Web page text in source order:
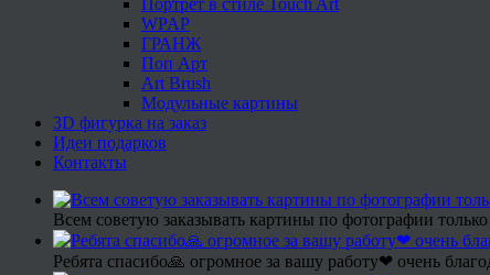
Портрет в стиле Touch Art
WPAP
ГРАНЖ
Поп Арт
Art Brush
Модульные картины
3D фигурка на заказ
Идеи подарков
Контакты
Всем советую заказывать картины по фотографии
Ребята спасибо🙏 огромное за вашу работу❤ очень